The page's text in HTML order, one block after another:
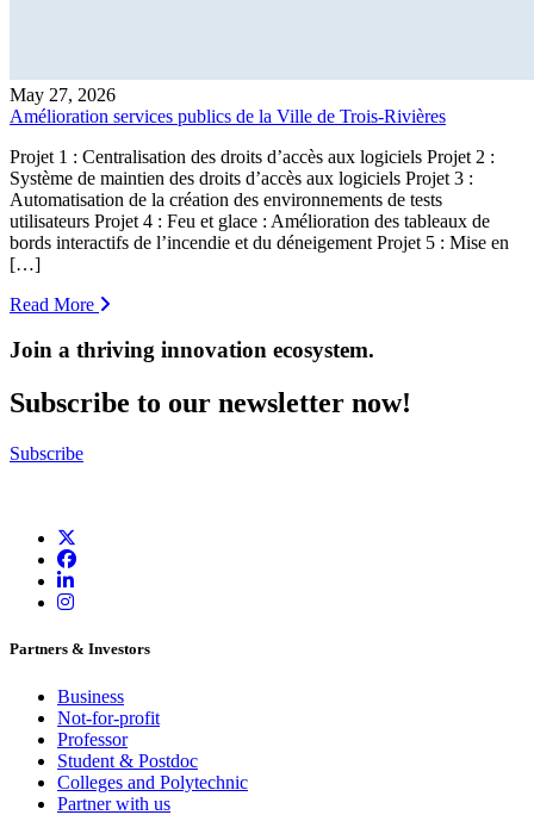
May 27, 2026
Amélioration services publics de la Ville de Trois-Rivières
Projet 1 : Centralisation des droits d’accès aux logiciels Projet 2 :
Système de maintien des droits d’accès aux logiciels Projet 3 :
Automatisation de la création des environnements de tests
utilisateurs Projet 4 : Feu et glace : Amélioration des tableaux de
bords interactifs de l’incendie et du déneigement Projet 5 : Mise en
[…]
Read More
Join a thriving innovation ecosystem.
Subscribe to our newsletter now!
Subscribe
Partners & Investors
Business
Not-for-profit
Professor
Student & Postdoc
Colleges and Polytechnic
Partner with us